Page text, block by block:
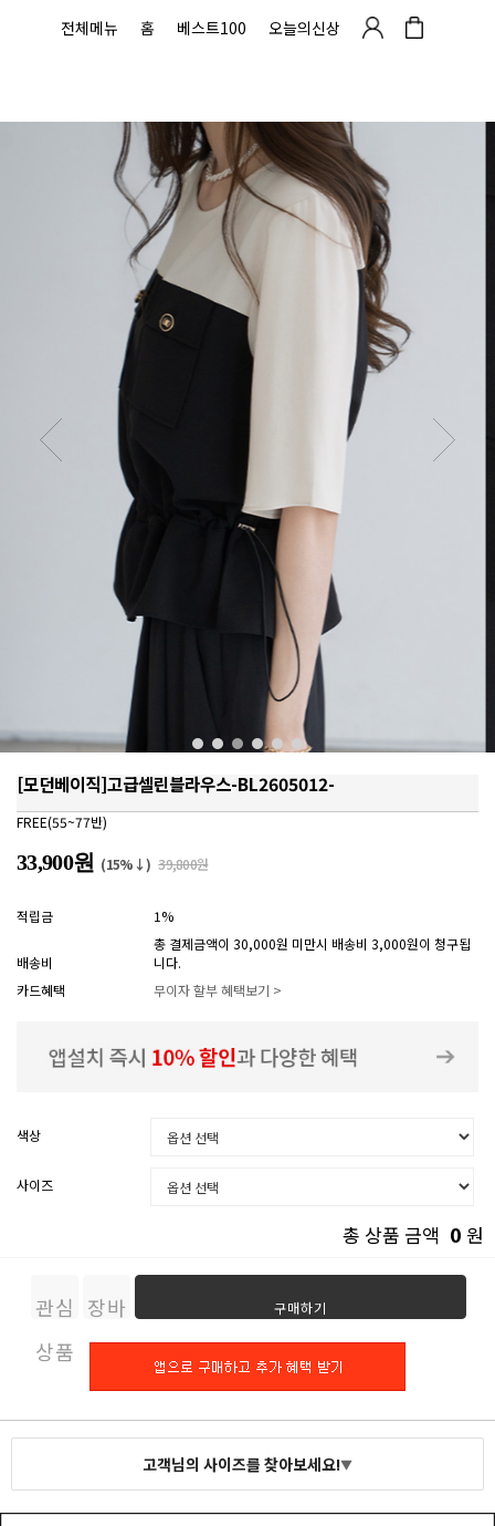
전체메뉴 홈 베스트100 오늘의신상
[모던베이직]고급셀린블라우스-BL2605012-
FREE(55~77반)
33,900원 (15%↓) 39,800원
적립금 1%
배송비
총 결제금액이 30,000원 미만시 배송비 3,000원이 청구됩
니다.
카드혜택
무이자 할부 혜택보기 >
색상
사이즈
총 상품 금액 0 원
관심
상품
장바
구니
구매하기
고객님의 사이즈를 찾아보세요!▼